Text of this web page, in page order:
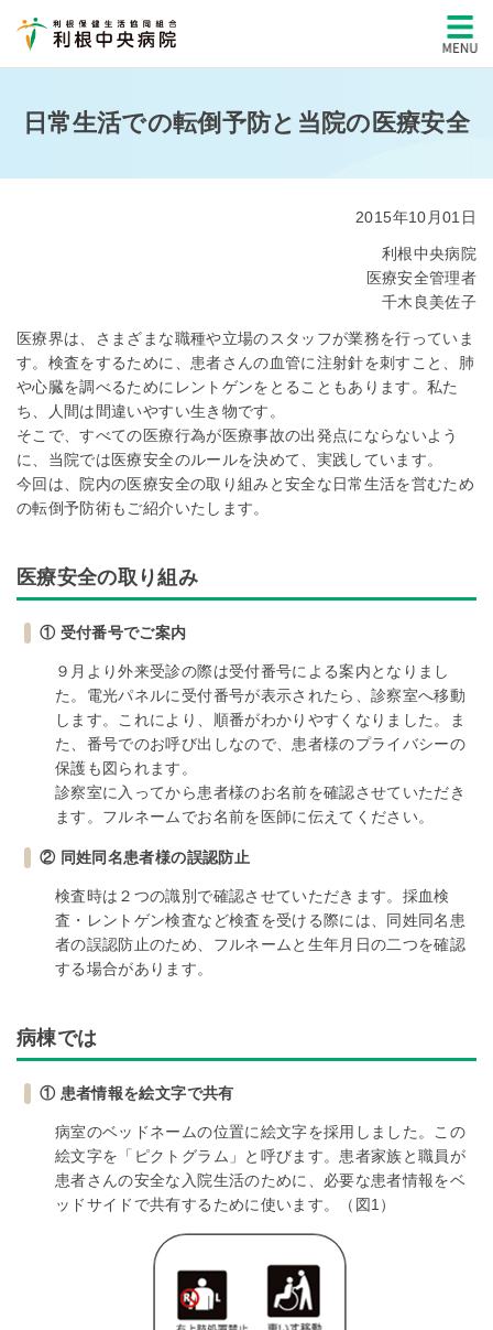
日常生活での転倒予防と当院の医療安全
2015年10月01日
利根中央病院
医療安全管理者
千木良美佐子
医療界は、さまざまな職種や立場のスタッフが業務を行っていま
す。検査をするために、患者さんの血管に注射針を刺すこと、肺
や心臓を調べるためにレントゲンをとることもあります。私た
ち、人間は間違いやすい生き物です。
そこで、すべての医療行為が医療事故の出発点にならないよう
に、当院では医療安全のルールを決めて、実践しています。
今回は、院内の医療安全の取り組みと安全な日常生活を営むため
の転倒予防術もご紹介いたします。
医療安全の取り組み
① 受付番号でご案内
９月より外来受診の際は受付番号による案内となりまし
た。電光パネルに受付番号が表示されたら、診察室へ移動
します。これにより、順番がわかりやすくなりました。ま
た、番号でのお呼び出しなので、患者様のプライバシーの
保護も図られます。
診察室に入ってから患者様のお名前を確認させていただき
ます。フルネームでお名前を医師に伝えてください。
② 同姓同名患者様の誤認防止
検査時は２つの識別で確認させていただきます。採血検
査・レントゲン検査など検査を受ける際には、同姓同名患
者の誤認防止のため、フルネームと生年月日の二つを確認
する場合があります。
病棟では
① 患者情報を絵文字で共有
病室のベッドネームの位置に絵文字を採用しました。この
絵文字を「ピクトグラム」と呼びます。患者家族と職員が
患者さんの安全な入院生活のために、必要な患者情報をベ
ッドサイドで共有するために使います。（図1）